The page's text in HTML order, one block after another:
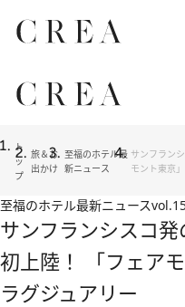
ト
ッ
プ
旅＆お
出かけ
至福のホテル最
新ニュース
サンフラン
モント東京
至福のホテル最新ニュース
サンフランシスコ
初上陸！ 「フェア
ラグジュアリー